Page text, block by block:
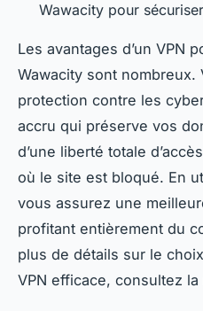
Wawacity pour
Les avantages d’un VPN
Wawacity sont nombreux.
protection contre les
accru qui préserve vos
d’une liberté totale
où le site est bloqué. En
vous assurez une
profitant entièrement du
plus de détails sur le
VPN efficace, consultez